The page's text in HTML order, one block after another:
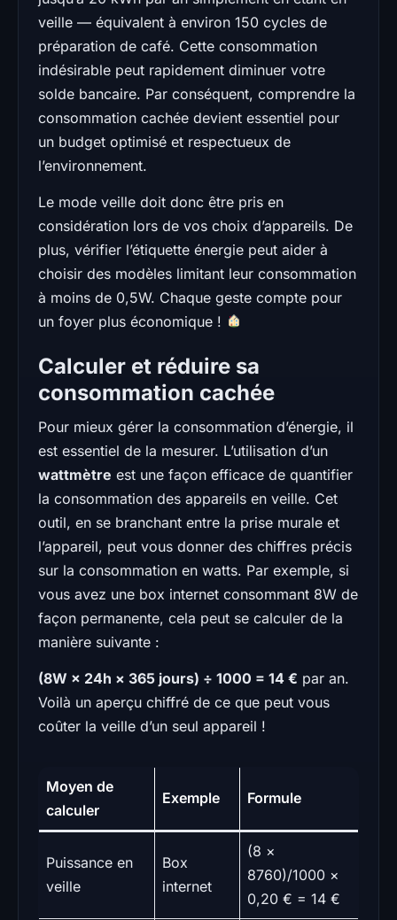
veille — équivalent à environ 150 cycles de
préparation de café. Cette consommation
indésirable peut rapidement diminuer votre
solde bancaire. Par conséquent, comprendre la
consommation cachée devient essentiel pour
un budget optimisé et respectueux de
l’environnement.
Le mode veille doit donc être pris en
considération lors de vos choix d’appareils. De
plus, vérifier l’étiquette énergie peut aider à
choisir des modèles limitant leur consommation
à moins de 0,5W. Chaque geste compte pour
un foyer plus économique !
Calculer et réduire sa
consommation cachée
Pour mieux gérer la consommation d’énergie, il
est essentiel de la mesurer. L’utilisation d’un
wattmètre est une façon efficace de quantifier
la consommation des appareils en veille. Cet
outil, en se branchant entre la prise murale et
l’appareil, peut vous donner des chiffres précis
sur la consommation en watts. Par exemple, si
vous avez une box internet consommant 8W de
façon permanente, cela peut se calculer de la
manière suivante :
(8W × 24h × 365 jours) ÷ 1000 = 14 € par an.
Voilà un aperçu chiffré de ce que peut vous
coûter la veille d’un seul appareil !
Moyen de
calculer
Exemple Formule
Puissance en
veille
Box
internet
(8 ×
8760)/1000 ×
0,20 € = 14 €